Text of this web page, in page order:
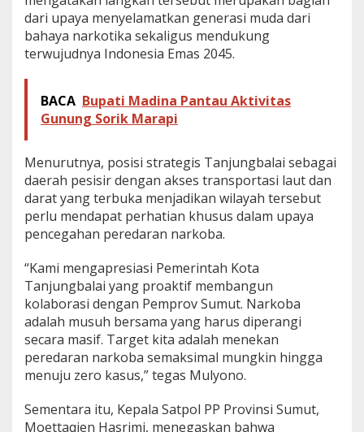
g
s
d
A
a
m
a
n
N
a
k
o
t
i
k
a
dari upaya menyelamatkan generasi muda dari
bahaya narkotika sekaligus mendukung
terwujudnya Indonesia Emas 2045.
BACA Bupati Madina Pantau Aktivitas
Gunung Sorik Marapi
Menurutnya, posisi strategis Tanjungbalai sebagai
daerah pesisir dengan akses transportasi laut dan
darat yang terbuka menjadikan wilayah tersebut
perlu mendapat perhatian khusus dalam upaya
pencegahan peredaran narkoba.
“Kami mengapresiasi Pemerintah Kota
Tanjungbalai yang proaktif membangun
kolaborasi dengan Pemprov Sumut. Narkoba
adalah musuh bersama yang harus diperangi
secara masif. Target kita adalah menekan
peredaran narkoba semaksimal mungkin hingga
menuju zero kasus,” tegas Mulyono.
Sementara itu, Kepala Satpol PP Provinsi Sumut,
Moettaqien Hasrimi, menegaskan bahwa